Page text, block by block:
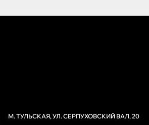
М. ТУЛЬСКАЯ, УЛ. СЕРПУХОВСКИЙ ВАЛ, 20